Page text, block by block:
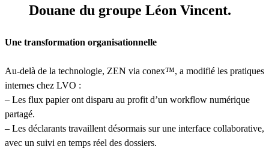
Douane du groupe Léon Vincent.
Une transformation organisationnelle
Au-delà de la technologie, ZEN via conex™, a modifié les pratiques
internes chez LVO :
– Les flux papier ont disparu au profit d’un workflow numérique
partagé.
– Les déclarants travaillent désormais sur une interface collaborative,
avec un suivi en temps réel des dossiers.